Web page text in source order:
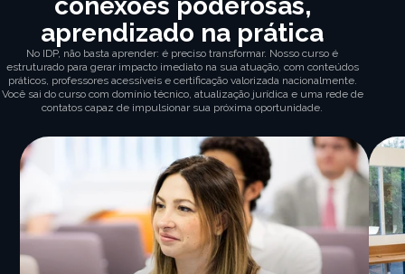
aprendizado na prática
No IDP, não basta aprender: é preciso transformar. Nosso curso é
estruturado para gerar impacto imediato na sua atuação, com conteúdos
práticos, professores acessíveis e certificação valorizada nacionalmente.
Você sai do curso com domínio técnico, atualização jurídica e uma rede de
contatos capaz de impulsionar sua próxima oportunidade.